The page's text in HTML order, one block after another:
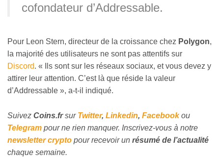
cofondateur d’Addressable.
Pour Leon Stern, directeur de la croissance chez Polygon,
la majorité des utilisateurs ne sont pas attentifs sur
Discord. « Ils sont sur les réseaux sociaux, et vous devez y
attirer leur attention. C’est là que réside la valeur
d’Addressable », a-t-il indiqué.
Suivez Coins.frsur Twitter, Linkedin, Facebookou
Telegram pour ne rien manquer. Inscrivez-vous à notre
newsletter crypto pour recevoir un résumé de l’actualité
chaque semaine.